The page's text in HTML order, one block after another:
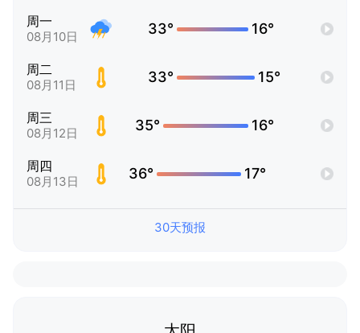
周一
08月10日 33° 16°
周二
08月11日 33° 15°
周三
08月12日 35° 16°
周四
08月13日 36° 17°
30天预报